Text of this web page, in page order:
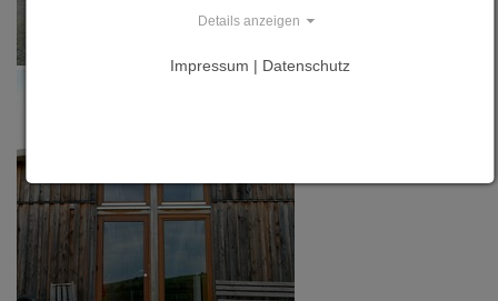
Details anzeigen
Impressum | Datenschutz